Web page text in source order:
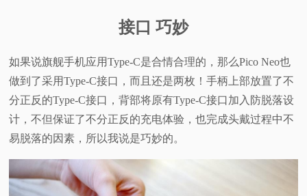
接口 巧妙
如果说旗舰手机应用Type-C是合情合理的，那么Pico Neo也
做到了采用Type-C接口，而且还是两枚！手柄上部放置了不
分正反的Type-C接口，背部将原有Type-C接口加入防脱落设
计，不但保证了不分正反的充电体验，也完成头戴过程中不
易脱落的因素，所以我说是巧妙的。